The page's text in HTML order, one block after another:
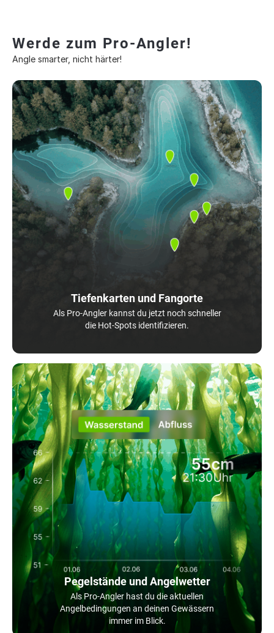
Werde zum Pro-Angler!
Angle smarter, nicht härter!
Tiefenkarten und Fangorte
Als Pro-Angler kannst du jetzt noch schneller
die Hot-Spots identifizieren.
Pegelstände und Angelwetter
Als Pro-Angler hast du die aktuellen
Angelbedingungen an deinen Gewässern
immer im Blick.